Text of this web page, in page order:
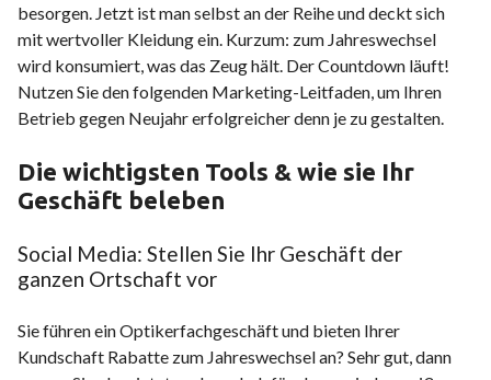
besorgen. Jetzt ist man selbst an der Reihe und deckt sich
mit wertvoller Kleidung ein. Kurzum: zum Jahreswechsel
wird konsumiert, was das Zeug hält. Der Countdown läuft!
Nutzen Sie den folgenden Marketing-Leitfaden, um Ihren
Betrieb gegen Neujahr erfolgreicher denn je zu gestalten.
Die wichtigsten Tools & wie sie Ihr
Geschäft beleben
Social Media: Stellen Sie Ihr Geschäft der
ganzen Ortschaft vor
Sie führen ein Optikerfachgeschäft und bieten Ihrer
Kundschaft Rabatte zum Jahreswechsel an? Sehr gut, dann